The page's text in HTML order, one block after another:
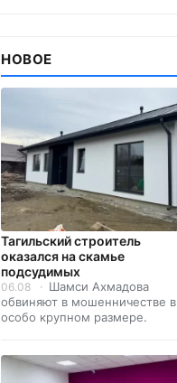
НОВОЕ
Тагильский строитель
оказался на скамье
подсудимых
06.08
Шамси Ахмадова
обвиняют в мошенничестве в
особо крупном размере.